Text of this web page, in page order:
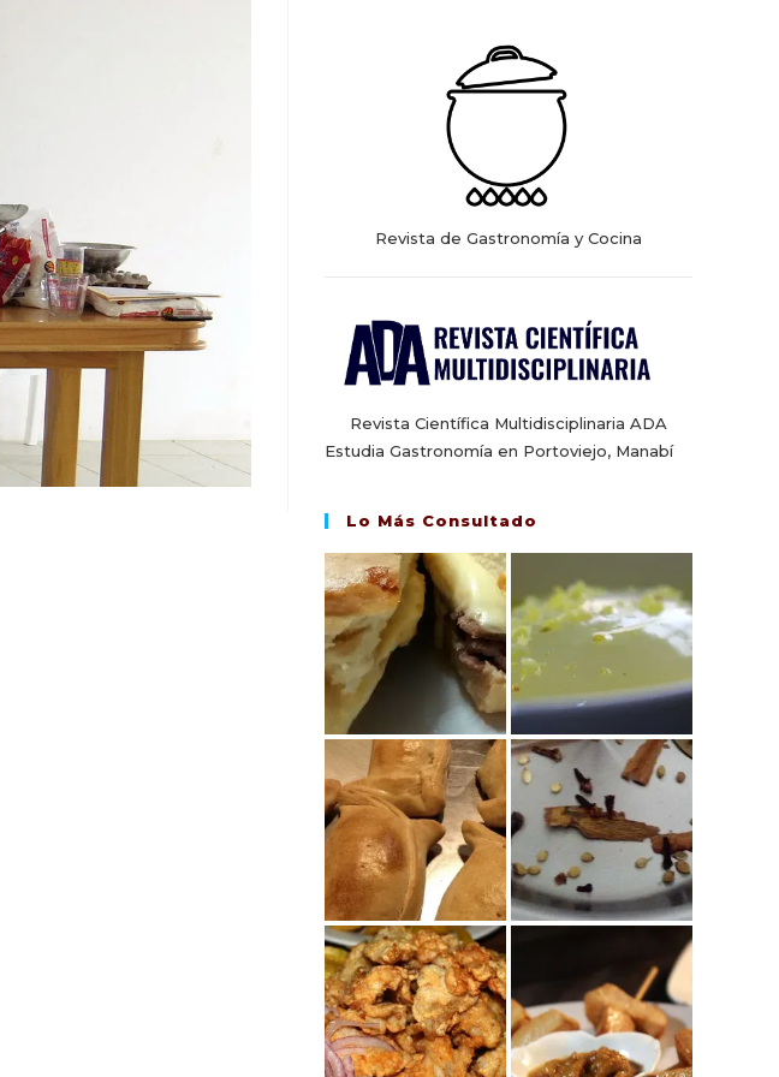
Revista de Gastronomía y Cocina
Revista Científica Multidisciplinaria ADA
Estudia Gastronomía en Portoviejo, Manabí
Lo Más Consultado